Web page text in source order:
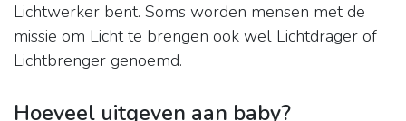
Lichtwerker bent. Soms worden mensen met de
missie om Licht te brengen ook wel Lichtdrager of
Lichtbrenger genoemd.
Hoeveel uitgeven aan baby?